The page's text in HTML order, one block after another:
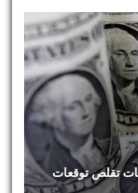
تقلص توقعات